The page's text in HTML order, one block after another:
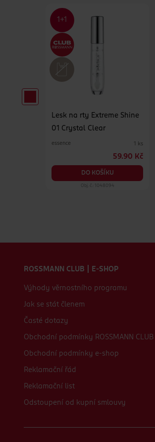
Lesk na rty Extreme Shine
01 Crystal Clear
essence 1 ks
59.90 Kč
DO KOŠÍKU
Obj. č.: 1048094
ROSSMANN CLUB | E-SHOP
Výhody věrnostního programu
Jak se stát členem
Časté dotazy
Obchodní podmínky ROSSMANN CLUB
Obchodní podmínky e-shop
Reklamační řád
Reklamační list
Odstoupení od kupní smlouvy